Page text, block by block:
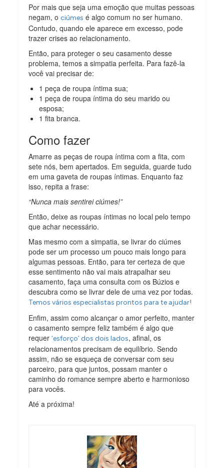
Por mais que seja uma emoção que muitas pessoas
negam, ociúmes é algo comum no ser humano.
Contudo, quando ele aparece em excesso, pode
trazer crises ao relacionamento.
Então, para proteger o seu casamento desse
problema, temos a simpatia perfeita. Para fazê-la
você vai precisar de:
1 peça de roupa íntima sua;
1 peça de roupa íntima do seu marido ou
esposa;
1 fita branca.
Como fazer
Amarre as peças de roupa íntima com a fita, com
sete nós, bem apertados. Em seguida, guarde tudo
em uma gaveta de roupas íntimas. Enquanto faz
isso, repita a frase:
“Nunca mais sentirei ciúmes!”
Então, deixe as roupas íntimas no local pelo tempo
que achar necessário.
Mas mesmo com a simpatia, se livrar do ciúmes
pode ser um processo um pouco mais longo para
algumas pessoas. Então, para ter certeza de que
esse sentimento não vai mais atrapalhar seu
casamento, faça uma consulta com os Búzios e
descubra como se livrar dele de uma vez por todas.
Temos vários especialistas prontos para te ajudar!
Enfim, assim como alcançar o amor perfeito, manter
o casamento sempre feliz também é algo que
requer‘esforço’ dos dois lados, afinal, os
relacionamentos precisam de equilíbrio. Sendo
assim, não se esqueça de conversar com seu
parceiro, para que juntos, possam manter o
caminho do romance sempre aberto e harmonioso
para vocês.
Até a próxima!